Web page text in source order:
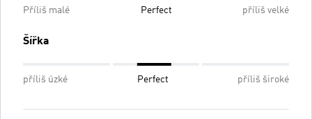
Příliš malé Perfect příliš velké
Šířka
příliš úzké Perfect příliš široké